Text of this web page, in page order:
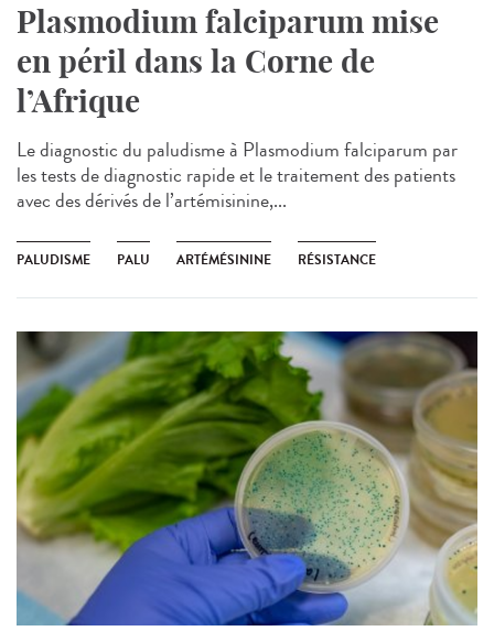
Plasmodium falciparum mise
en péril dans la Corne de
l’Afrique
Le diagnostic du paludisme à Plasmodium falciparum par
les tests de diagnostic rapide et le traitement des patients
avec des dérivés de l’artémisinine,...
PALUDISME PALU ARTÉMÉSININE RÉSISTANCE